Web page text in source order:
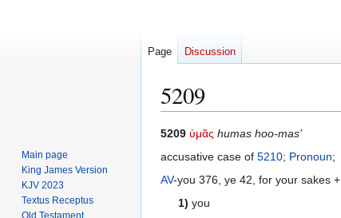
5209
Jump
Jump
5209 ὑμᾶς humas hoo-mas’
accusative case of 5210; Pronoun;
AV-you 376, ye 42, for your sakes +
1) you
Page Discussion
Main page
King James Version
KJV 2023
Textus Receptus
Old Testament